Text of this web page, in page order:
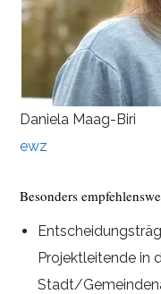
Daniela Maag-Biri
ewz
Besonders
Projektleitende in
Stadt/